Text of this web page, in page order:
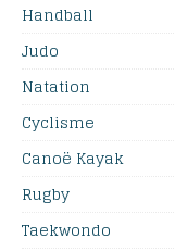
Handball
Judo
Natation
Cyclisme
Canoë Kayak
Rugby
Taekwondo